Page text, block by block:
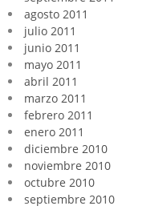
agosto 2011
julio 2011
junio 2011
mayo 2011
abril 2011
marzo 2011
febrero 2011
enero 2011
diciembre 2010
noviembre 2010
octubre 2010
septiembre 2010